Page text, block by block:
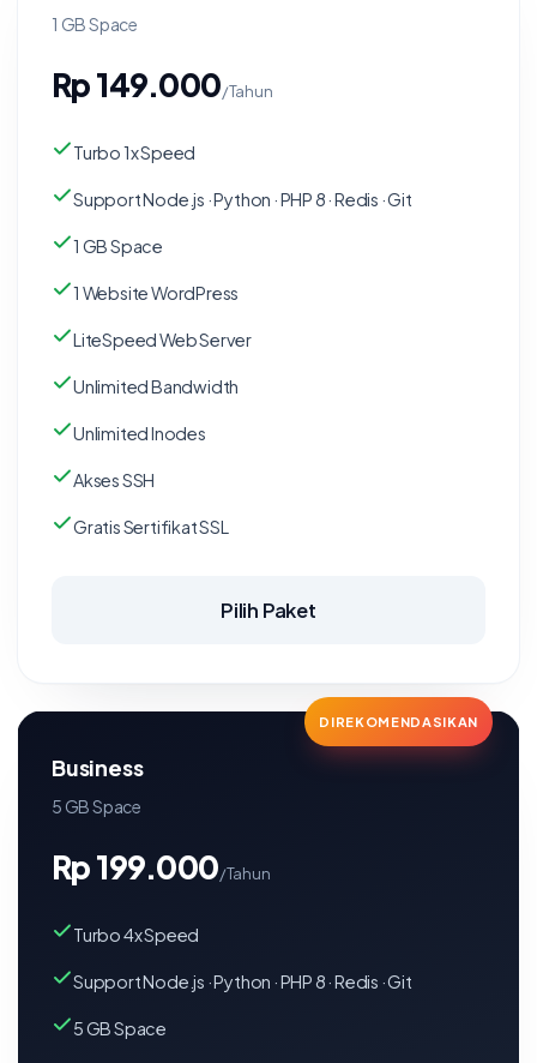
1 GB Space
Rp 149.000/Tahun
Turbo 1x Speed
Support Node.js · Python · PHP 8 · Redis · Git
1 GB Space
1 Website WordPress
LiteSpeed Web Server
Unlimited Bandwidth
Unlimited Inodes
Akses SSH
Gratis Sertifikat SSL
Pilih Paket
DIREKOMENDASIKAN
Business
5 GB Space
Rp 199.000/Tahun
Turbo 4x Speed
Support Node.js · Python · PHP 8 · Redis · Git
5 GB Space